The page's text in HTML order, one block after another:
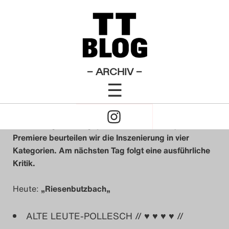
– ARCHIV –
☰
Click
to
Open
2009
Das Theatertreffen-Blog
2010
Das Theatertreffen-Blog
2011
Das Theatertreffen-Blog
2012
Das Theatertreffen-Blog
Theatertreffen-Blog 2010
Herzzahl: Gegoren
TT-Blog Redaktion 2010
Gesehen, gedacht, gepunktet. Direkt nach jeder tt-
Premiere beurteilen wir die Inszenierung in vier
Kategorien. Am nächsten Tag folgt eine ausführliche
Kritik.
Heute: „Riesenbutzbach„
ALTE LEUTE-POLLESCH // ♥ ♥ ♥ ♥ //